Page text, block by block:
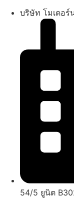
บริษัท โมเดอ
54/5 ยูนิต